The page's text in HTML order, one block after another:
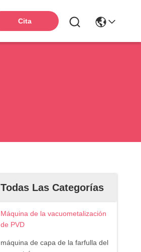
Cita
Todas Las Categorías
Máquina de la vacuometalización
de PVD
máquina de capa de la farfulla del